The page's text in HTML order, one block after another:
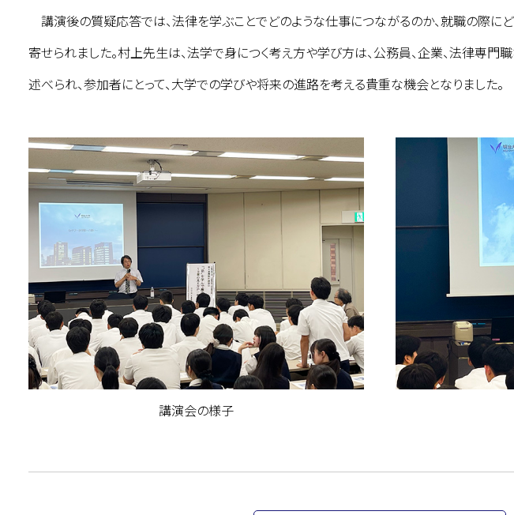
講演後の質疑応答では、法律を学ぶことでどのような仕事につながるのか、就職の際に
寄せられました。村上先生は、法学で身につく考え方や学び方は、公務員、企業、法律専
述べられ、参加者にとって、大学での学びや将来の進路を考える貴重な機会となりました。
講演会の様子